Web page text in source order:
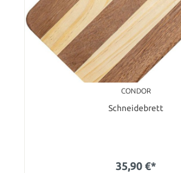
CONDOR
Schneidebrett
35,90 €*